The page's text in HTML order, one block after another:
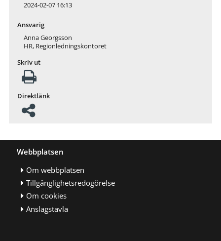
2024-02-07 16:13
Ansvarig
Anna Georgsson
HR, Regionledningskontoret
Skriv ut
Direktlänk
Webbplatsen
Om webbplatsen
Tillgänglighetsredogörelse
Om cookies
Anslagstavla